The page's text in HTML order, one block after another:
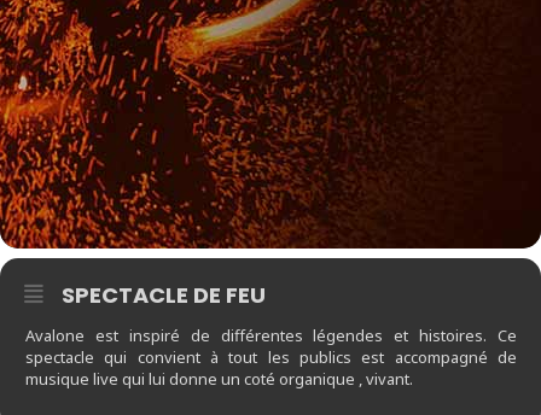
SPECTACLE DE FEU
Avalone est inspiré de différentes légendes et histoires. Ce
spectacle qui convient à tout les publics est accompagné de
musique live qui lui donne un coté organique , vivant.